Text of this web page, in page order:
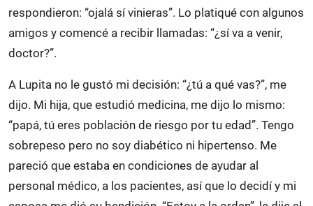
respondieron: “ojalá sí vinieras”. Lo platiqué con algunos
amigos y comencé a recibir llamadas: “¿sí va a venir,
doctor?”.
A Lupita no le gustó mi decisión: “¿tú a qué vas?”, me
dijo. Mi hija, que estudió medicina, me dijo lo mismo:
“papá, tú eres población de riesgo por tu edad”. Tengo
sobrepeso pero no soy diabético ni hipertenso. Me
pareció que estaba en condiciones de ayudar al
personal médico, a los pacientes, así que lo decidí y mi